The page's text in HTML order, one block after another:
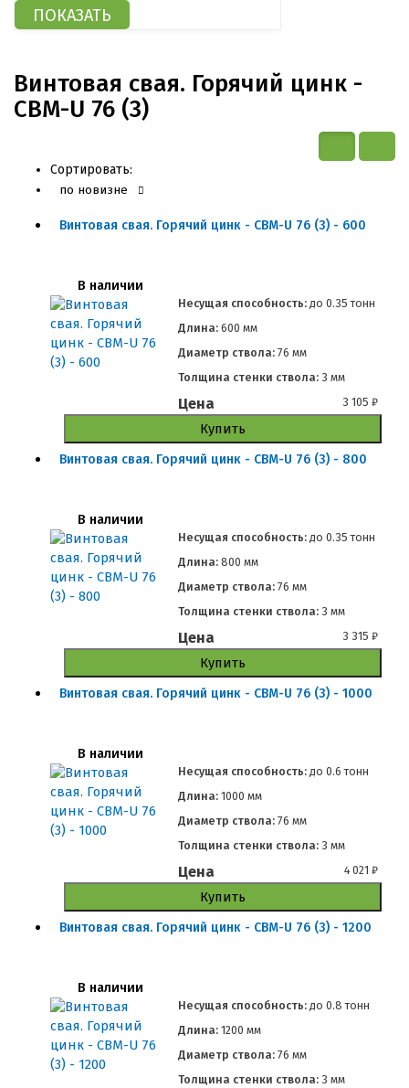
Винтовая свая. Горячий цинк -
СВМ-U 76 (3)
Сортировать:
по новизне
Винтовая свая. Горячий цинк - СВМ-U 76 (3) - 600
В наличии
Несущая способность: до 0.35 тонн
Длина:600 мм
Диаметр ствола:76 мм
Толщина стенки ствола:3 мм
Цена 3 105₽
Купить
Винтовая свая. Горячий цинк - СВМ-U 76 (3) - 800
В наличии
Несущая способность: до 0.35 тонн
Длина:800 мм
Диаметр ствола:76 мм
Толщина стенки ствола:3 мм
Цена 3 315₽
Купить
Винтовая свая. Горячий цинк - СВМ-U 76 (3) - 1000
В наличии
Несущая способность: до 0.6 тонн
Длина:1000 мм
Диаметр ствола:76 мм
Толщина стенки ствола:3 мм
Цена 4 021₽
Купить
Винтовая свая. Горячий цинк - СВМ-U 76 (3) - 1200
В наличии
Несущая способность: до 0.8 тонн
Длина:1200 мм
Диаметр ствола:76 мм
Толщина стенки ствола:3 мм